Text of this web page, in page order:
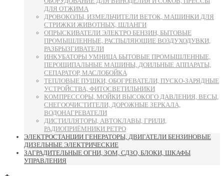
ДЛЯ ОТЖИМА
ДРОВОКОЛЫ, ИЗМЕЛЬЧИТЕЛИ ВЕТОК, МАШИНКИ ДЛЯ
СТРИЖКИ ЖИВОТНЫХ, ШЛАНГИ
ОПРЫСКИВАТЕЛИ ЭЛЕКТРО БЕНЗИН, БЫТОВЫЕ
ПРОМЫШЛЕННЫЕ, РАСПЫЛЯЮЩИЕ ВОЗДУХОДУВКИ,
РАЗБРЫЗГИВАТЕЛИ
ИНКУБАТОРЫ УМНИЦА БЫТОВЫЕ ПРОМЫШЛЕННЫЕ,
ПЕРОЩИПАЛЬНЫЕ МАШИНЫ, ДОИЛЬНЫЕ АППАРАТЫ,
СЕПАРАТОР, МАСЛОБОЙКА
ТЕПЛОВЫЕ ПУШКИ, ОБОГРЕВАТЕЛИ, ПУСКО-ЗАРЯДНЫЕ
УСТРОЙСТВА, ФИТОСВЕТИЛЬНИКИ
КОМПРЕССОРЫ, МОЙКИ ВЫСОКОГО ДАВЛЕНИЯ, ВЕСЫ,
СНЕГООЧИСТИТЕЛИ, ДОРОЖНЫЕ ЗЕРКАЛА,
ВОДОНАГРЕВАТЕЛИ
ДИСТИЛЛЯТОРЫ, АВТОКЛАВЫ, ГРИЛИ,
РАДИОПРИЁМНИКИ РЕТРО
ЭЛЕКТРОСТАНЦИИ ГЕНЕРАТОРЫ, ДВИГАТЕЛИ БЕНЗИНОВЫЕ
ДИЗЕЛЬНЫЕ ЭЛЕКТРИЧЕСКИЕ
ЗАГРАДИТЕЛЬНЫЕ ОГНИ, ЗОМ, СДЗО, БЛОКИ, ШКАФЫ
УПРАВЛЕНИЯ